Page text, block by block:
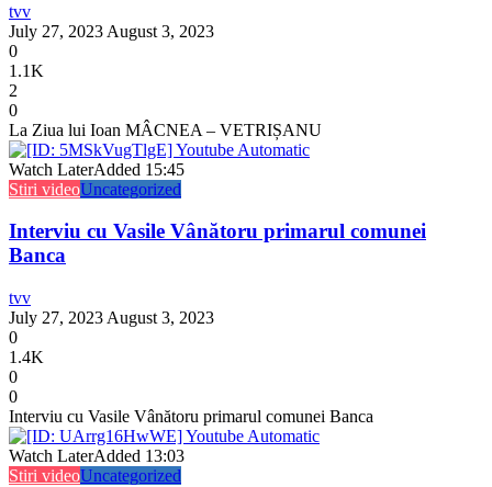
tvv
July 27, 2023 August 3, 2023
0
1.1K
2
0
La Ziua lui Ioan MÂCNEA – VETRIȘANU
Watch LaterAdded 15:45
Stiri videoUncategorized
Interviu cu Vasile Vânătoru primarul comunei
Banca
tvv
July 27, 2023 August 3, 2023
0
1.4K
0
0
Interviu cu Vasile Vânătoru primarul comunei Banca
Watch LaterAdded 13:03
Stiri videoUncategorized